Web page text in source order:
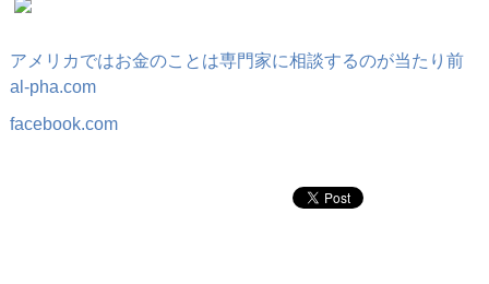
アメリカではお金のことは専門家に相談するのが当たり前
al-pha.com
facebook.com